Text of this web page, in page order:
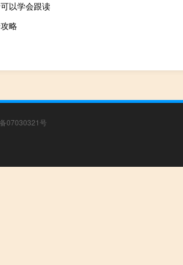
以学会跟读
略
07030321号